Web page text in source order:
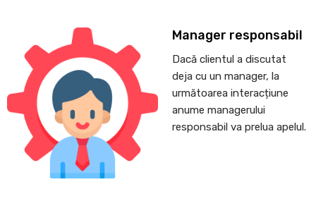
Manager responsabil
Dacă clientul a discutat
deja cu un manager, la
următoarea interacțiune
anume managerului
responsabil va prelua apelul.